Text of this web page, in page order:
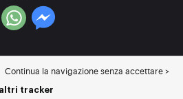
Continua la navigazione senza accettare >
tracker